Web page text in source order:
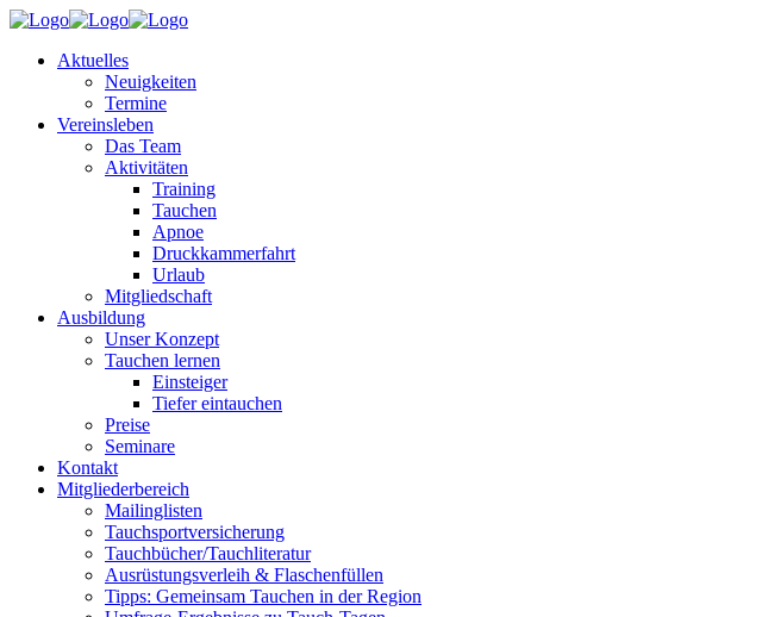
Aktuelles
Neuigkeiten
Termine
Vereinsleben
Das Team
Aktivitäten
Training
Tauchen
Apnoe
Druckkammerfahrt
Urlaub
Mitgliedschaft
Ausbildung
Unser Konzept
Tauchen lernen
Einsteiger
Tiefer eintauchen
Preise
Seminare
Kontakt
Mitgliederbereich
Mailinglisten
Tauchsportversicherung
Tauchbücher/Tauchliteratur
Ausrüstungsverleih & Flaschenfüllen
Tipps: Gemeinsam Tauchen in der Region